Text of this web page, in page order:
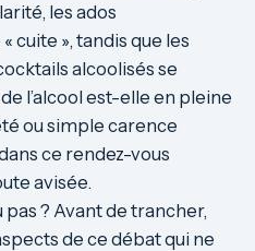
les ados
cuite », tandis que les
alcoolisés se
l’alcool est-elle en pleine
ou simple carence
ce rendez-vous
avisée.
? Avant de trancher,
de ce débat qui ne